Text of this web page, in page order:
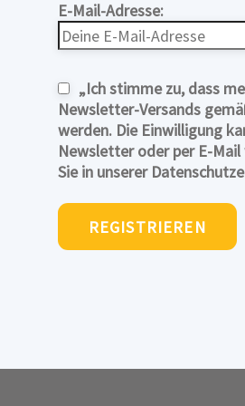
E-Mail-Adresse:
„Ich stimme zu, dass
Newsletter-Versands
werden. Die Einwilligung
Newsletter oder per E-
Sie in unserer